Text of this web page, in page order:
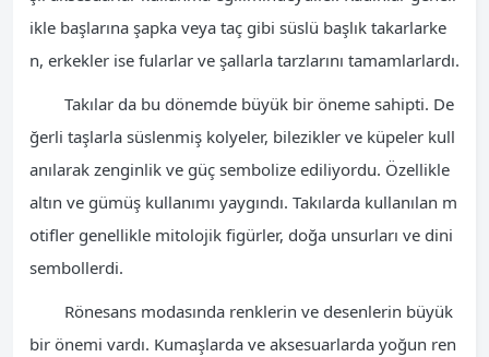
ikle başlarına şapka veya taç gibi süslü başlık takarlarke
n, erkekler ise fularlar ve şallarla tarzlarını tamamlarlardı.
Takılar da bu dönemde büyük bir öneme sahipti. De
ğerli taşlarla süslenmiş kolyeler, bilezikler ve küpeler kull
anılarak zenginlik ve güç sembolize ediliyordu. Özellikle
altın ve gümüş kullanımı yaygındı. Takılarda kullanılan m
otifler genellikle mitolojik figürler, doğa unsurları ve dini
sembollerdi.
Rönesans modasında renklerin ve desenlerin büyük
bir önemi vardı. Kumaşlarda ve aksesuarlarda yoğun ren